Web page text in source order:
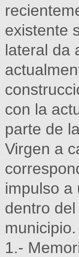
existente
lateral da
con la
parte de
Virgen a
impulso a
dentro
municipio.
1.-